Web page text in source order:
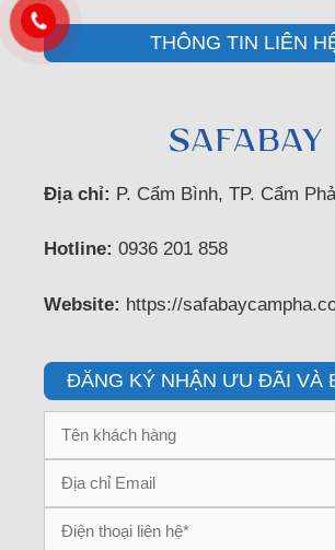
THÔNG TIN LIÊN
Địa chỉ: P. Cẩm Bình, TP. Cẩm
Hotline: 0936 201 858
Website: https://
ĐĂNG KÝ NHẬN ƯU ĐÃI VÀ